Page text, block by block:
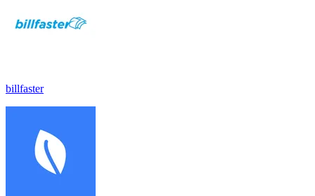
billfaster